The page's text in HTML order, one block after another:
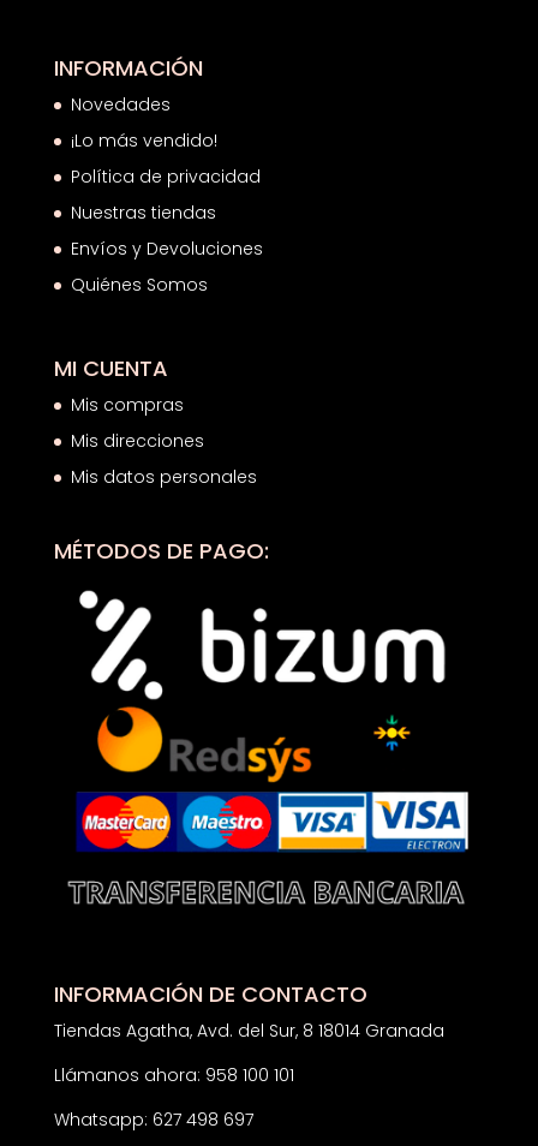
INFORMACIÓN
Novedades
¡Lo más vendido!
Política de privacidad
Nuestras tiendas
Envíos y Devoluciones
Quiénes Somos
MI CUENTA
Mis compras
Mis direcciones
Mis datos personales
MÉTODOS DE PAGO:
INFORMACIÓN DE CONTACTO
Tiendas Agatha, Avd. del Sur, 8 18014 Granada
Llámanos ahora: 958 100 101
Whatsapp: 627 498 697